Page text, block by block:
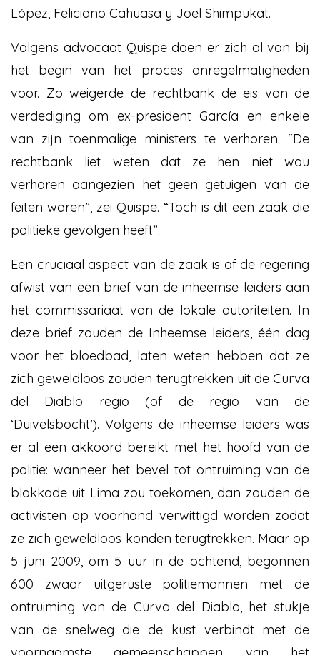
López, Feliciano Cahuasa y Joel Shimpukat.
Volgens advocaat Quispe doen er zich al van bij
het begin van het proces onregelmatigheden
voor. Zo weigerde de rechtbank de eis van de
verdediging om ex-president García
en enkele
van zijn toenmalige ministers te verhoren. “De
rechtbank liet weten dat ze hen niet wou
verhoren aangezien het geen getuigen van de
feiten waren”, zei Quispe. “Toch is dit een zaak die
politieke gevolgen heeft”.
Een cruciaal aspect van de zaak is of de regering
afwist van een brief van de inheemse leiders aan
het commissariaat van de lokale autoriteiten. In
deze brief zouden de Inheemse leiders, één dag
voor het bloedbad, laten weten hebben dat ze
zich geweldloos zouden terugtrekken uit de Curva
del Diablo regio (of de regio van de
‘Duivelsbocht’). Volgens de inheemse leiders was
er al een akkoord bereikt met het hoofd van de
politie: wanneer het bevel tot ontruiming van de
blokkade uit Lima zou toekomen, dan zouden de
activisten op voorhand verwittigd worden zodat
ze zich geweldloos konden terugtrekken. Maar op
5 juni 2009, om 5 uur in de ochtend, begonnen
600 zwaar uitgeruste politiemannen met de
ontruiming van de Curva del Diablo, het stukje
van de snelweg die de kust verbindt met de